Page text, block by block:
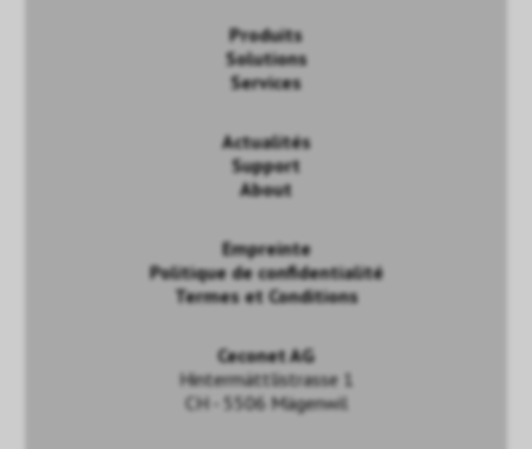
Produits
Solutions
Services
Actualités
Support
About
Empreinte
Politique de confidentialité
Termes et Conditions
Ceconet AG
Hintermättlistrasse 1
CH - 5506 Mägenwil